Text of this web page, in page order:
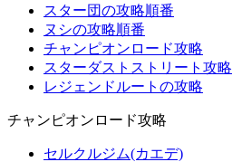
スター団の攻略順番
ヌシの攻略順番
チャンピオンロード攻略
スターダストストリート攻略
レジェンドルートの攻略
チャンピオンロード攻略
セルクルジム(カエデ)